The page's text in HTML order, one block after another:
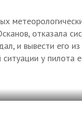
отказала
и вывести его
у пилота